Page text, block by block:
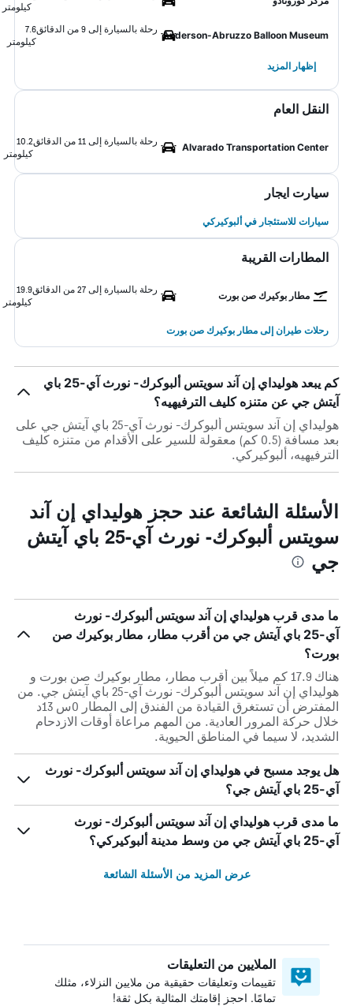
كيلومتر
Anderson-Abruzzo Balloon Museum
رحلة بالسيارة إلى 9 من الدقائق
7.6
كيلومتر
إظهار المزيد
النقل العام
Alvarado Transportation Center
رحلة بالسيارة إلى 11 من الدقائق
10.2
كيلومتر
سيارت ايجار
سيارات للاستئجار في ألبوكيركي
المطارات القريبة
مطار بوكيرك صن بورت
رحلة بالسيارة إلى 27 من الدقائق
19.9
كيلومتر
رحلات طيران إلى مطار بوكيرك صن بورت
كم يبعد هوليداي إن آند سويتس ألبوكرك- نورث آي-25 باي
آيتش جي عن متنزه كليف الترفيهيه؟
هوليداي إن آند سويتس ألبوكرك- نورث آي-25 باي آيتش جي على
بعد مسافة (0.5 كم) معقولة للسير على الأقدام من متنزه كليف
الترفيهيه، ألبوكيركي.
الأسئلة الشائعة عند حجز هوليداي إن آند
سويتس ألبوكرك- نورث آي-25 باي آيتش
جي
ما مدى قرب هوليداي إن آند سويتس ألبوكرك- نورث
آي-25 باي آيتش جي من أقرب مطار، مطار بوكيرك صن
بورت؟
هناك 17.9 كم ميلاً بين أقرب مطار، مطار بوكيرك صن بورت و
هوليداي إن آند سويتس ألبوكرك- نورث آي-25 باي آيتش جي. من
المفترض أن تستغرق القيادة من الفندق إلى المطار 0س 13د
خلال حركة المرور العادية. من المهم مراعاة أوقات الازدحام
الشديد، لا سيما في المناطق الحيوية.
هل يوجد مسبح في هوليداي إن آند سويتس ألبوكرك- نورث
آي-25 باي آيتش جي؟
ما مدى قرب هوليداي إن آند سويتس ألبوكرك- نورث
آي-25 باي آيتش جي من وسط مدينة ألبوكيركي؟
عرض المزيد من الأسئلة الشائعة
الملايين من التعليقات
تقييمات وتعليقات حقيقية من ملايين النزلاء، مثلك
تمامًا. احجز إقامتك المثالية بكل ثقة!